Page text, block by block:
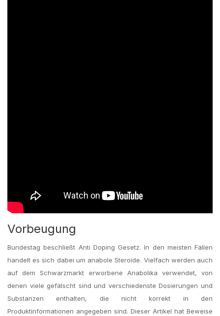
Vorbeugung
Bundestag beschließt Anti Doping Gesetz. In den meisten Fällen
handelt es sich dabei um anabole Steroide. Vielfach werden auch
auf dem Schwarzmarkt erworbene Anabolika verwendet, von
denen viele gefälscht sind und verschiedenste Dosierungen und
Substanzen enthalten, die nicht korrekt in den
Produktinformationen angegeben sind. Dieser Artikel hat Beweise